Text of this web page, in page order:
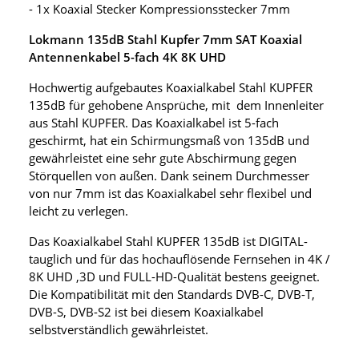
- 1x Koaxial Stecker Kompressionsstecker 7mm
Lokmann 135dB Stahl Kupfer 7mm SAT Koaxial
Antennenkabel 5-fach 4K 8K UHD
Hochwertig aufgebautes Koaxialkabel Stahl KUPFER
135dB für gehobene Ansprüche, mit dem Innenleiter
aus Stahl KUPFER. Das Koaxialkabel ist 5-fach
geschirmt, hat ein Schirmungsmaß von 135dB und
gewährleistet eine sehr gute Abschirmung gegen
Störquellen von außen. Dank seinem Durchmesser
von nur 7mm ist das Koaxialkabel sehr flexibel und
leicht zu verlegen.
Das Koaxialkabel Stahl KUPFER 135dB ist DIGITAL-
tauglich und für das hochauflösende Fernsehen in 4K /
8K UHD ,3D und FULL-HD-Qualität bestens geeignet.
Die Kompatibilität mit den Standards DVB-C, DVB-T,
DVB-S, DVB-S2 ist bei diesem Koaxialkabel
selbstverständlich gewährleistet.